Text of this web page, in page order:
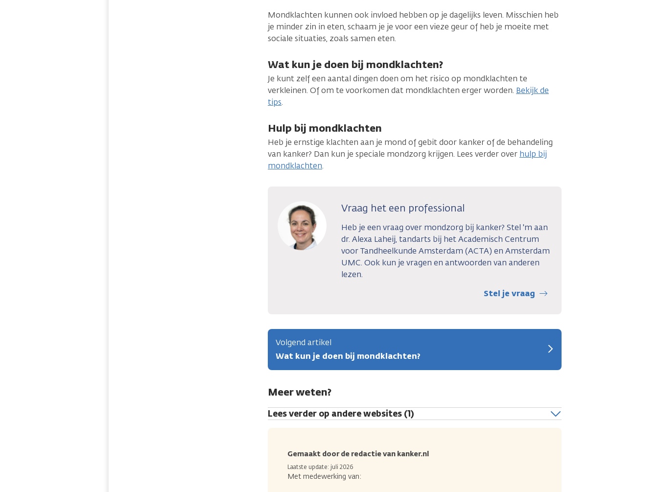
Mondklachten kunnen ook invloed hebben op je dagelijks leven. Misschien heb
je minder zin in eten, schaam je je voor een vieze geur of heb je moeite met
sociale situaties, zoals samen eten.
Wat kun je doen bij mondklachten?
Je kunt zelf een aantal dingen doen om het risico op mondklachten te
verkleinen. Of om te voorkomen dat mondklachten erger worden. Bekijk de
tips.
Hulp bij mondklachten
Heb je ernstige klachten aan je mond of gebit door kanker of de behandeling
van kanker? Dan kun je speciale mondzorg krijgen. Lees verder over hulp bij
mondklachten.
Vraag het een professional
Heb je een vraag over mondzorg bij kanker? Stel 'm aan
dr. Alexa Laheij, tandarts bij het Academisch Centrum
voor Tandheelkunde Amsterdam (ACTA) en Amsterdam
UMC. Ook kun je vragen en antwoorden van anderen
lezen.
Stel je vraag
Volgend artikel
Wat kun je doen bij mondklachten?
Meer weten?
Lees verder op andere websites (1)
Gemaakt door de redactie van kanker.nl
Laatste update: juli 2026
Met medewerking van: